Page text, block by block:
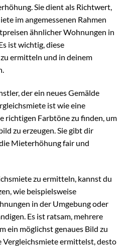
Sie dient als Richtwert,
im angemessenen Rahmen
ähnlicher Wohnungen in
ist wichtig, diese
ermitteln und in deinem
der ein neues Gemälde
ist wie eine
richtigen Farbtöne zu finden, um
zu erzeugen. Sie gibt dir
Mieterhöhung fair und
zu ermitteln, kannst du
wie beispielsweise
in der Umgebung oder
Es ist ratsam, mehrere
ein möglichst genaues Bild zu
Vergleichsmiete ermittelst, desto